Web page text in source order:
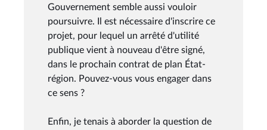
Gouvernement semble aussi vouloir
poursuivre. Il est nécessaire d'inscrire ce
projet, pour lequel un arrêté d'utilité
publique vient à nouveau d'être signé,
dans le prochain contrat de plan État-
région. Pouvez-vous vous engager dans
ce sens ?
Enfin, je tenais à aborder la question de